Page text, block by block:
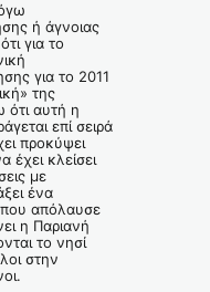
ή άγνοιας
για το
για το 2011
της
αυτή η
επί σειρά
προκύψει
έχει κλείσει
με
ένα
που απόλαυσε
η Παριανή
το νησί
στην